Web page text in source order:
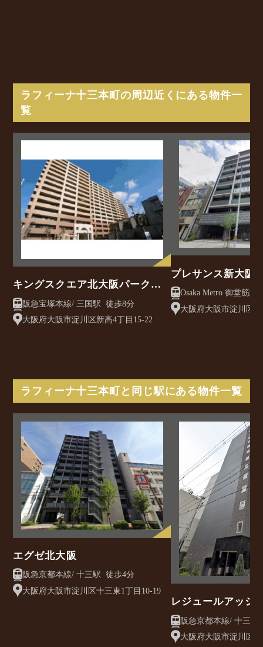
ラフィーナ十三本町の周辺近くにある物件一
覧
キングスクエア北大阪パークフ
ェリス2番館
阪急宝塚本線/ 三国駅 徒歩8分
大阪府大阪市淀川区新高4丁目15-22
プレサンス新大阪
Osaka Metro 御堂筋線/ 西中島南方駅 徒
歩3分
大阪府大阪市淀川区
ラフィーナ十三本町と同じ駅にある物件一覧
エグゼ北大阪
阪急京都本線/ 十三駅 徒歩4分
大阪府大阪市淀川区十三東1丁目10-19
レジュールアッシ
ツインⅡ
大阪府大阪市淀川区